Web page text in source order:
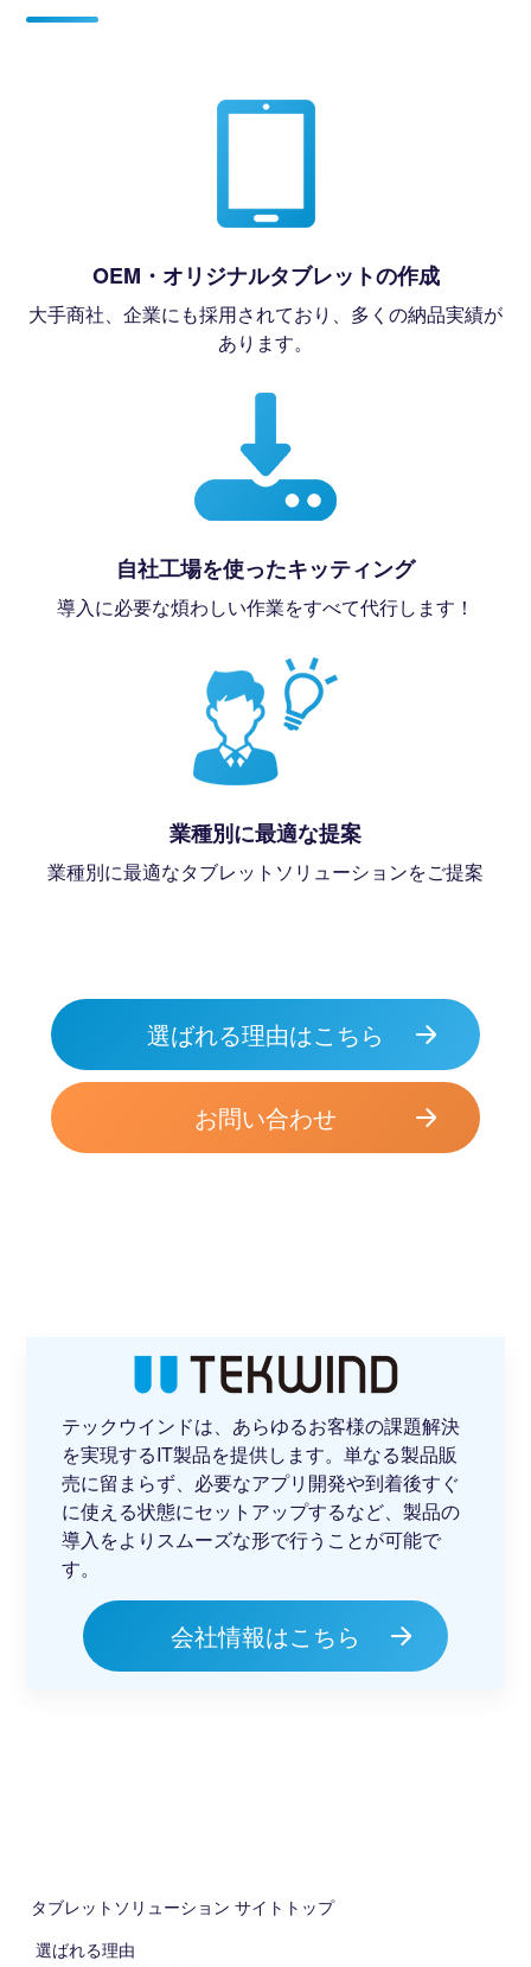
OEM・オリジナルタブレットの作成
大手商社、企業にも採用されており、多くの納品実績が
あります。
自社工場を使ったキッティング
導入に必要な煩わしい作業をすべて代行します！
業種別に最適な提案
業種別に最適なタブレットソリューションをご提案
選ばれる理由はこちら
お問い合わせ
テックウインドは、あらゆるお客様の課題解決
を実現するIT製品を提供します。単なる製品販
売に留まらず、必要なアプリ開発や到着後すぐ
に使える状態にセットアップするなど、製品の
導入をよりスムーズな形で行うことが可能で
す。
会社情報はこちら
タブレットソリューション サイトトップ
選ばれる理由